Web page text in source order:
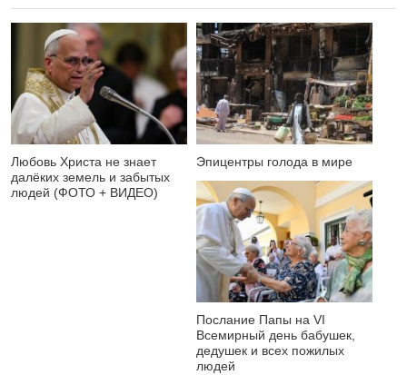
Любовь Христа не знает
далёких земель и забытых
людей (ФОТО + ВИДЕО)
Эпицентры голода в мире
Послание Папы на VI
Всемирный день бабушек,
дедушек и всех пожилых
людей